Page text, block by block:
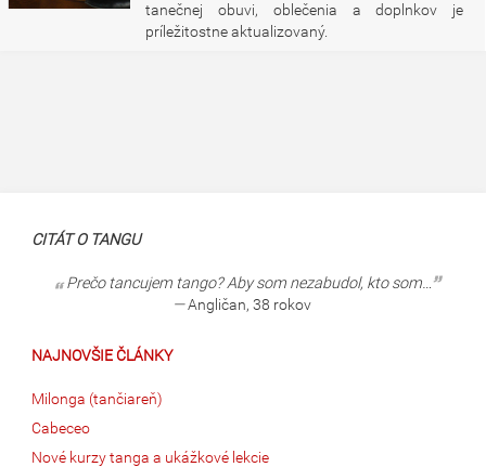
tanečnej obuvi, oblečenia a doplnkov je
príležitostne aktualizovaný.
CITÁT O TANGU
Prečo tancujem tango? Aby som nezabudol, kto som…
—Angličan, 38 rokov
NAJNOVŠIE ČLÁNKY
Milonga (tančiareň)
Cabeceo
Nové kurzy tanga a ukážkové lekcie